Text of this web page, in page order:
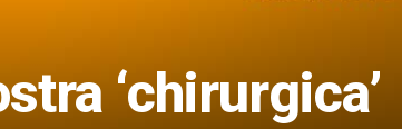
‘chirurgica’